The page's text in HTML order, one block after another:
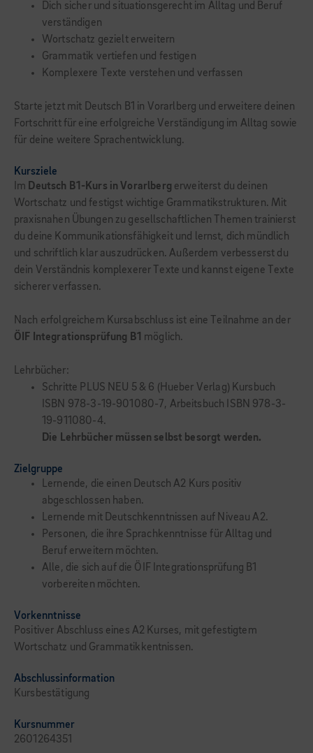
Dich sicher und situationsgerecht im Alltag und Beruf
verständigen
Wortschatz gezielt erweitern
Grammatik vertiefen und festigen
Komplexere Texte verstehen und verfassen
Starte jetzt mit Deutsch B1 in Vorarlberg und erweitere deinen
Fortschritt für eine erfolgreiche Verständigung im Alltag sowie
für deine weitere Sprachentwicklung.
Kursziele
Im Deutsch B1-Kurs in Vorarlberg erweiterst du deinen
Wortschatz und festigst wichtige Grammatikstrukturen. Mit
praxisnahen Übungen zu gesellschaftlichen Themen trainierst
du deine Kommunikationsfähigkeit und lernst, dich mündlich
und schriftlich klar auszudrücken. Außerdem verbesserst du
dein Verständnis komplexerer Texte und kannst eigene Texte
sicherer verfassen.
Nach erfolgreichem Kursabschluss ist eine Teilnahme an der
ÖIF Integrationsprüfung B1 möglich.
Lehrbücher:
Schritte PLUS NEU 5 & 6 (Hueber Verlag) Kursbuch
ISBN 978-3-19-901080-7, Arbeitsbuch ISBN 978-3-
19-911080-4.
Die Lehrbücher müssen selbst besorgt werden.
Zielgruppe
Lernende, die einen Deutsch A2 Kurs positiv
abgeschlossen haben.
Lernende mit Deutschkenntnissen auf Niveau A2.
Personen, die ihre Sprachkenntnisse für Alltag und
Beruf erweitern möchten.
Alle, die sich auf die ÖIF Integrationsprüfung B1
vorbereiten möchten.
Vorkenntnisse
Positiver Abschluss eines A2 Kurses, mit gefestigtem
Wortschatz und Grammatikkentnissen.
Abschlussinformation
Kursbestätigung
Kursnummer
2601264351